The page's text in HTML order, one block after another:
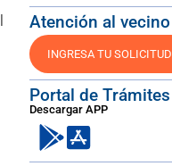
Atención al vecino
INGRESA TU SOLICITUD
Portal de Trámites
Descargar APP